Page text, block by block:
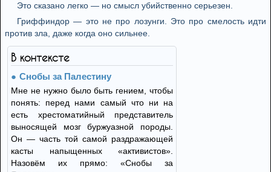
Это сказано легко — но смысл убийственно серьезен.
Гриффиндор — это не про лозунги. Это про смелость идти
против зла, даже когда оно сильнее.
В контексте
Снобы за Палестину
Мне не нужно было быть гением, чтобы
понять: перед нами самый что ни на
есть хрестоматийный представитель
выносящей мозг буржуазной породы.
Он — часть той самой раздражающей
касты напыщенных «активистов».
Назовём их прямо: «Снобы за